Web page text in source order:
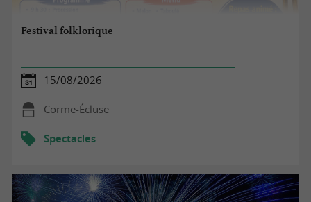
Festival folklorique
15/08/2026
Corme-Écluse
Spectacles